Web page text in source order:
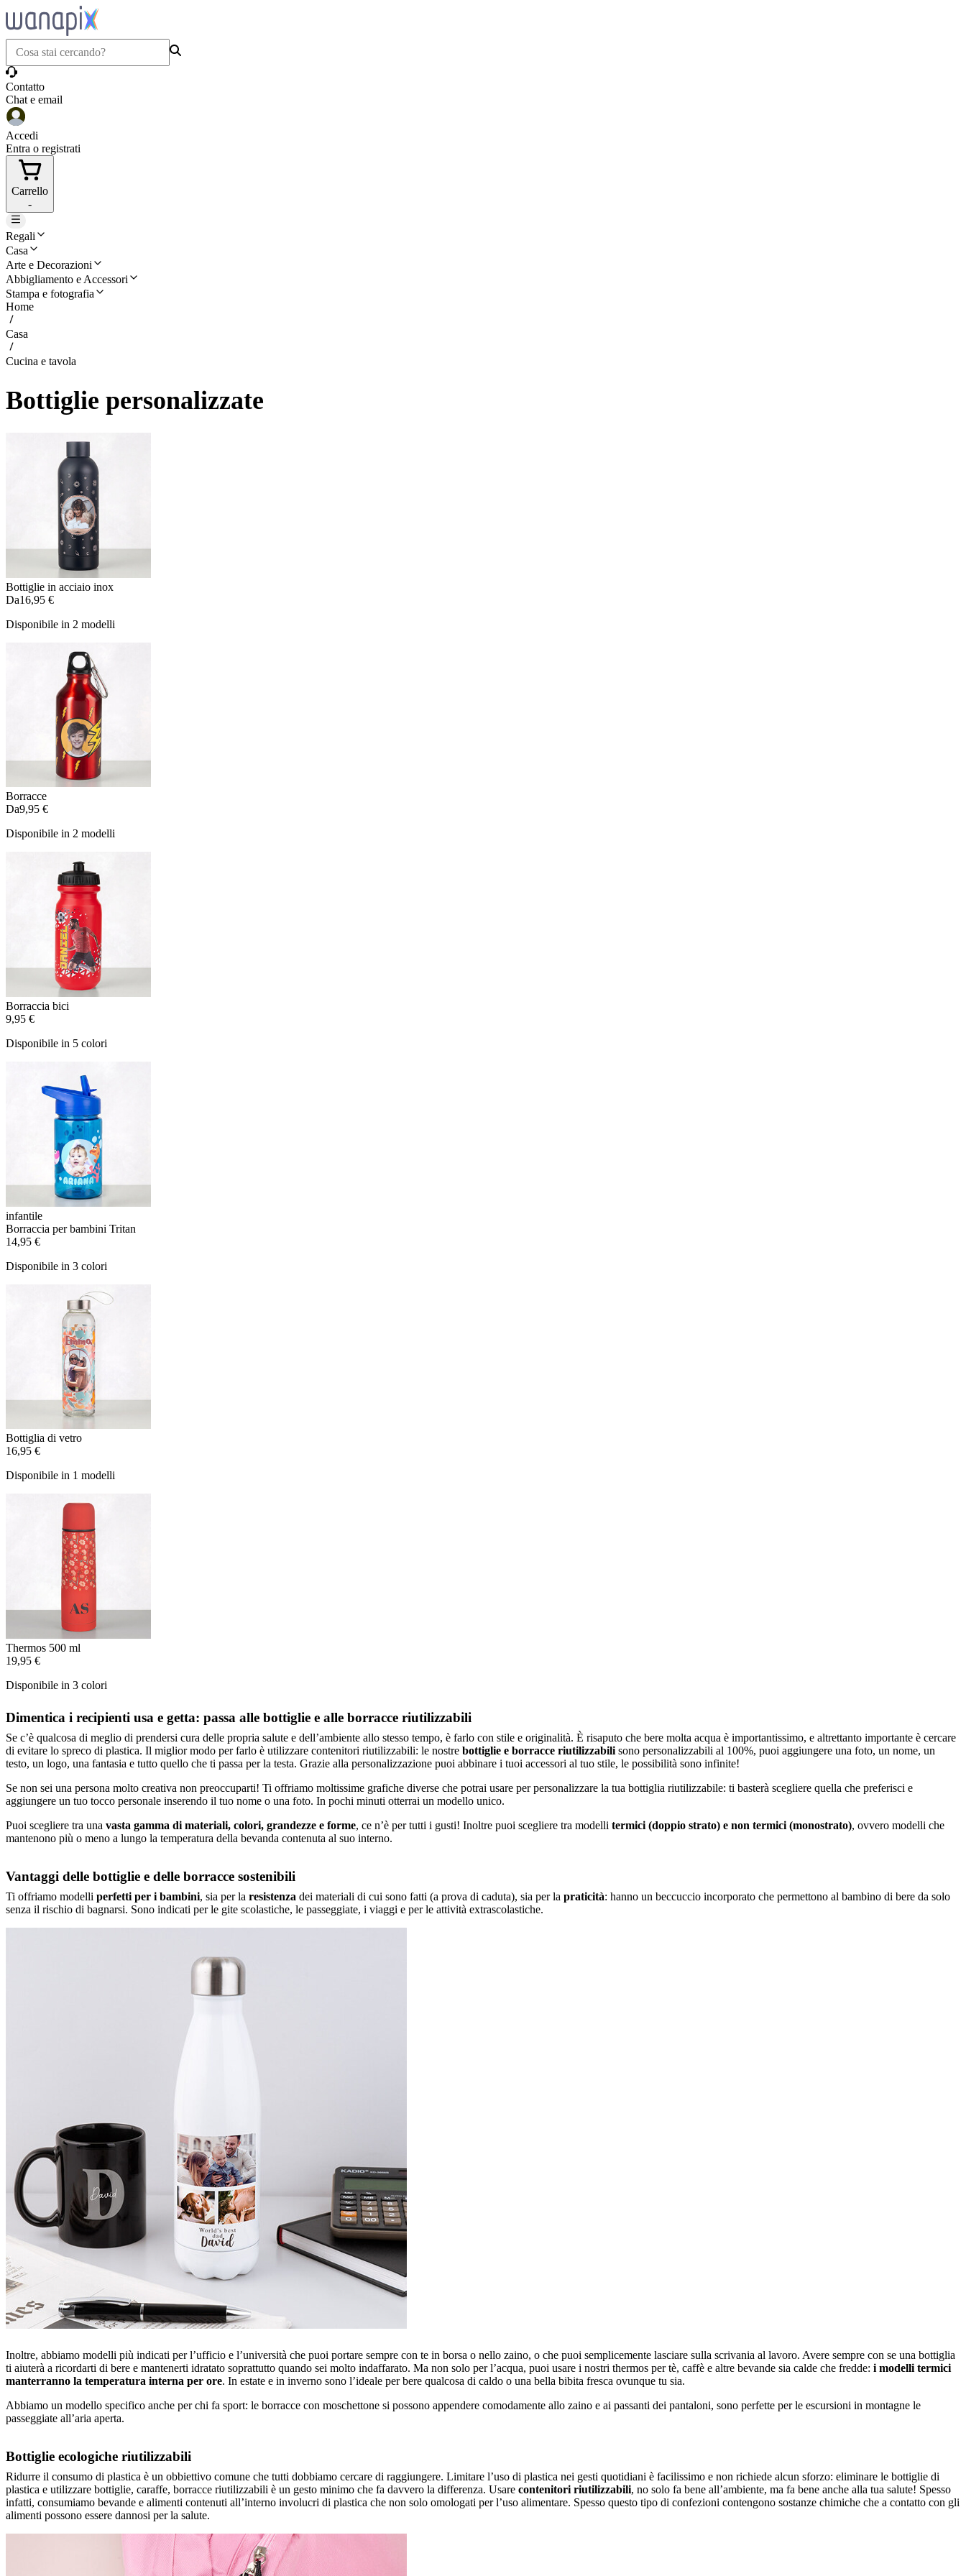
Contatto
Chat e email
Accedi
Entra o registrati
Carrello
-
Regali
Casa
Arte e Decorazioni
Abbigliamento e Accessori
Stampa e fotografia
Home
Casa
Cucina e tavola
Bottiglie personalizzate
Bottiglie in acciaio inox
Da16,95 €
Disponibile in 2 modelli
Borracce
Da9,95 €
Disponibile in 2 modelli
Borraccia bici
9,95 €
Disponibile in 5 colori
infantile
Borraccia per bambini Tritan
14,95 €
Disponibile in 3 colori
Bottiglia di vetro
16,95 €
Disponibile in 1 modelli
Thermos 500 ml
19,95 €
Disponibile in 3 colori
Dimentica i recipienti usa e getta: passa alle bottiglie e alle borracce riutilizzabili
Se c’è qualcosa di meglio di prendersi cura delle propria salute e dell’ambiente allo stesso tempo, è farlo con stile e originalità. È risaputo che bere molta acqua è importantissimo, e altrettanto importante è cercare
di evitare lo spreco di plastica. Il miglior modo per farlo è utilizzare contenitori riutilizzabili: le nostre bottiglie e borracce riutilizzabili sono personalizzabili al 100%, puoi aggiungere una foto, un nome, un
testo, un logo, una fantasia e tutto quello che ti passa per la testa. Grazie alla personalizzazione puoi abbinare i tuoi accessori al tuo stile, le possibilità sono infinite!
Se non sei una persona molto creativa non preoccuparti! Ti offriamo moltissime grafiche diverse che potrai usare per personalizzare la tua bottiglia riutilizzabile: ti basterà scegliere quella che preferisci e
aggiungere un tuo tocco personale inserendo il tuo nome o una foto. In pochi minuti otterrai un modello unico.
Puoi scegliere tra una vasta gamma di materiali, colori, grandezze e forme, ce n’è per tutti i gusti! Inoltre puoi scegliere tra modelli termici (doppio strato) e non termici (monostrato), ovvero modelli che
mantenono più o meno a lungo la temperatura della bevanda contenuta al suo interno.
Vantaggi delle bottiglie e delle borracce sostenibili
Ti offriamo modelli perfetti per i bambini, sia per la resistenza dei materiali di cui sono fatti (a prova di caduta), sia per la praticità: hanno un beccuccio incorporato che permettono al bambino di bere da solo
senza il rischio di bagnarsi. Sono indicati per le gite scolastiche, le passeggiate, i viaggi e per le attività extrascolastiche.
Inoltre, abbiamo modelli più indicati per l’ufficio e l’università che puoi portare sempre con te in borsa o nello zaino, o che puoi semplicemente lasciare sulla scrivania al lavoro. Avere sempre con se una bottiglia
ti aiuterà a ricordarti di bere e mantenerti idratato soprattutto quando sei molto indaffarato. Ma non solo per l’acqua, puoi usare i nostri thermos per tè, caffè e altre bevande sia calde che fredde: i modelli termici
manterranno la temperatura interna per ore. In estate e in inverno sono l’ideale per bere qualcosa di caldo o una bella bibita fresca ovunque tu sia.
Abbiamo un modello specifico anche per chi fa sport: le borracce con moschettone si possono appendere comodamente allo zaino e ai passanti dei pantaloni, sono perfette per le escursioni in montagne le
passeggiate all’aria aperta.
Bottiglie ecologiche riutilizzabili
Ridurre il consumo di plastica è un obbiettivo comune che tutti dobbiamo cercare di raggiungere. Limitare l’uso di plastica nei gesti quotidiani è facilissimo e non richiede alcun sforzo: eliminare le bottiglie di
plastica e utilizzare bottiglie, caraffe, borracce riutilizzabili è un gesto minimo che fa davvero la differenza. Usare contenitori riutilizzabili, no solo fa bene all’ambiente, ma fa bene anche alla tua salute! Spesso
infatti, consumiamo bevande e alimenti contenuti all’interno involucri di plastica che non solo omologati per l’uso alimentare. Spesso questo tipo di confezioni contengono sostanze chimiche che a contatto con gli
alimenti possono essere dannosi per la salute.